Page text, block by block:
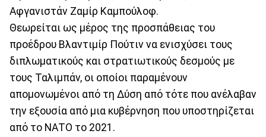
Αφγανιστάν Ζαμίρ Καμπούλοφ.
Θεωρείται ως μέρος της προσπάθειας του
προέδρου Βλαντιμίρ Πούτιν να ενισχύσει τους
διπλωματικούς και στρατιωτικούς δεσμούς με
τους Ταλιμπάν, οι οποίοι παραμένουν
απομονωμένοι από τη Δύση από τότε που ανέλαβαν
την εξουσία από μια κυβέρνηση που υποστηρίζεται
από το ΝΑΤΟ το 2021.